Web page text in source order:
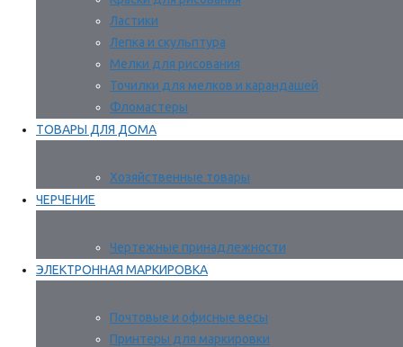
Ластики
Лепка и скульптура
Мелки для рисования
Точилки для мелков и карандашей
Фломастеры
ТОВАРЫ ДЛЯ ДОМА
Хозяйственные товары
ЧЕРЧЕНИЕ
Чертежные принадлежности
ЭЛЕКТРОННАЯ МАРКИРОВКА
Почтовые и офисные весы
Принтеры для маркировки